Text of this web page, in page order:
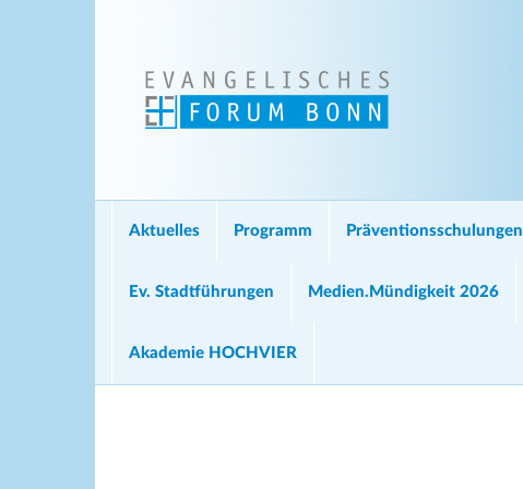
Aktuelles Programm Präventionsschulungen
Ev. Stadtführungen Medien.Mündigkeit 2026
Akademie HOCHVIER